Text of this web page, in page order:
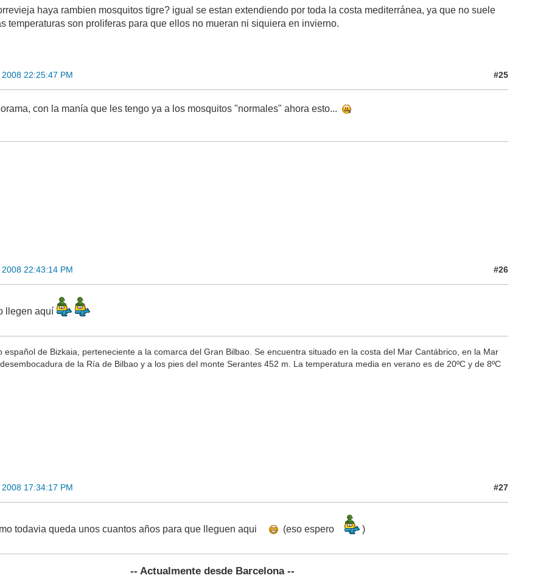
haya rambien mosquitos tigre? igual se estan extendiendo por toda la costa mediterránea, ya que no suele
temperaturas son proliferas para que ellos no mueran ni siquiera en invierno.
22:25:47 PM #25
con la manía que les tengo ya a los mosquitos "normales" ahora esto...
22:43:14 PM #26
llegen aquí
español de Bizkaia, perteneciente a la comarca del Gran Bilbao. Se encuentra situado en la costa del Mar Cantábrico, en la Mar
de la Ría de Bilbao y a los pies del monte Serantes 452 m. La temperatura media en verano es de 20ºC y de 8ºC
17:34:17 PM #27
todavia queda unos cuantos años para que lleguen aqui (eso espero )
-- Actualmente desde Barcelona --